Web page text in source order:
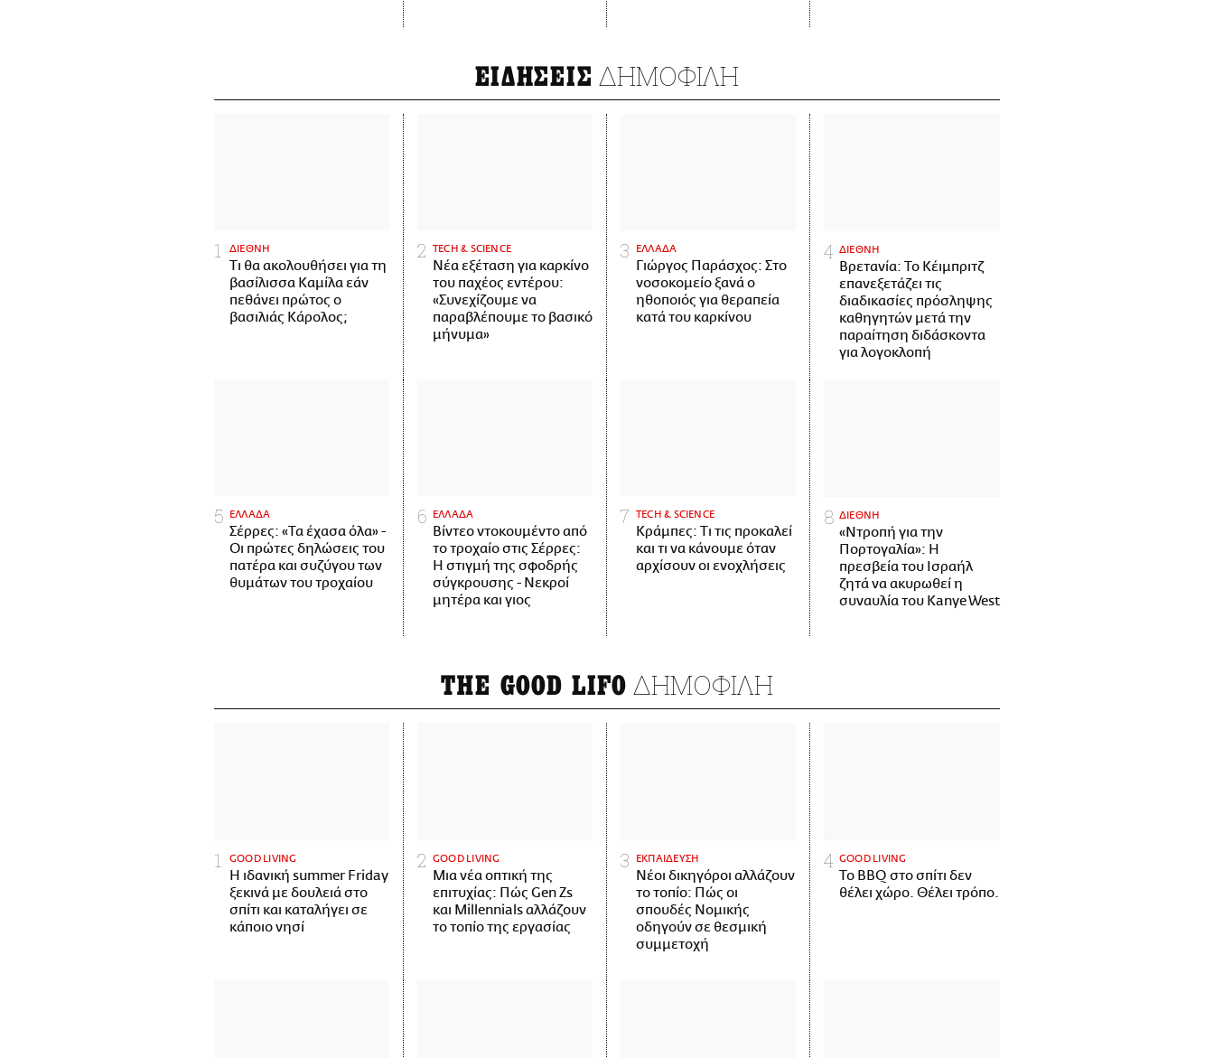
ΕΙΔΗΣΕΙΣ ΔΗΜΟΦΙΛΗ
ΔΙΕΘΝΗ
Τι θα ακολουθήσει για τη
βασίλισσα Καμίλα εάν
πεθάνει πρώτος ο
βασιλιάς Κάρολος;
ΤECH & SCIENCE
Νέα εξέταση για καρκίνο
του παχέος εντέρου:
«Συνεχίζουμε να
παραβλέπουμε το βασικό
μήνυμα»
ΕΛΛΑΔΑ
Γιώργος Παράσχος: Στο
νοσοκομείο ξανά ο
ηθοποιός για θεραπεία
κατά του καρκίνου
ΔΙΕΘΝΗ
Βρετανία: Το Κέιμπριτζ
επανεξετάζει τις
διαδικασίες πρόσληψης
καθηγητών μετά την
παραίτηση διδάσκοντα
για λογοκλοπή
ΕΛΛΑΔΑ
Σέρρες: «Τα έχασα όλα» -
Οι πρώτες δηλώσεις του
πατέρα και συζύγου των
θυμάτων του τροχαίου
ΕΛΛΑΔΑ
Βίντεο ντοκουμέντο από
το τροχαίο στις Σέρρες:
Η στιγμή της σφοδρής
σύγκρουσης - Νεκροί
μητέρα και γιος
ΤECH & SCIENCE
Κράμπες: Τι τις προκαλεί
και τι να κάνουμε όταν
αρχίσουν οι ενοχλήσεις
ΔΙΕΘΝΗ
«Ντροπή για την
Πορτογαλία»: Η
πρεσβεία του Ισραήλ
ζητά να ακυρωθεί η
συναυλία του Kanye West
THE GOOD LIFO ΔΗΜΟΦΙΛΗ
GOOD LIVING
Η ιδανική summer Friday
ξεκινά με δουλειά στο
σπίτι και καταλήγει σε
κάποιο νησί
GOOD LIVING
Μια νέα οπτική της
επιτυχίας: Πώς Gen Zs
και Millennials αλλάζουν
το τοπίο της εργασίας
ΕΚΠΑΙΔΕΥΣΗ
Νέοι δικηγόροι αλλάζουν
το τοπίο: Πώς οι
σπουδές Νομικής
οδηγούν σε θεσμική
συμμετοχή
GOOD LIVING
Το BBQ στο σπίτι δεν
θέλει χώρο. Θέλει τρόπο.